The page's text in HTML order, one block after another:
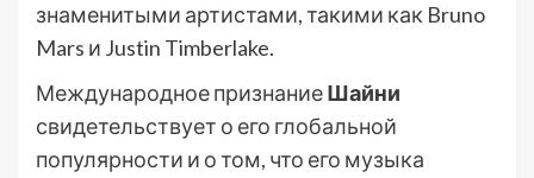
знаменитыми артистами, такими как Bruno
Mars и Justin Timberlake.
Международное признаниеШайни
свидетельствует о его глобальной
популярности и о том, что его музыка